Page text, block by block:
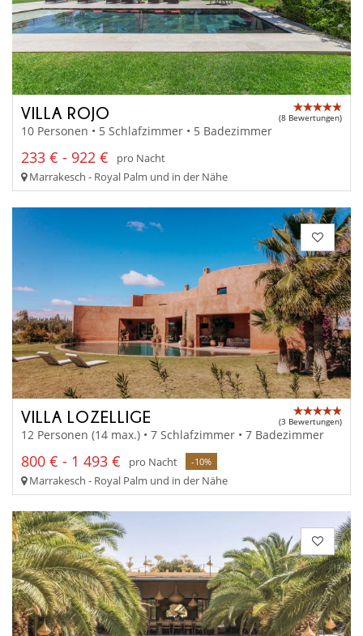
VILLA ROJO (8 Bewertungen)
10 Personen • 5 Schlafzimmer • 5 Badezimmer
233 € - 922 €
pro Nacht
Marrakesch - Royal Palm und in der Nähe
VILLA LOZELLIGE (3 Bewertungen)
12 Personen (14 max.) • 7 Schlafzimmer • 7 Badezimmer
800 € - 1 493 € pro Nacht -10%
Marrakesch - Royal Palm und in der Nähe